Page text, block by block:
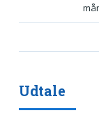
Udtale